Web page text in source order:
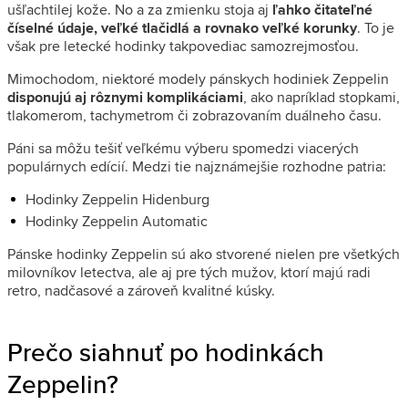
ušľachtilej kože. No a za zmienku stoja aj ľahko čitateľné
číselné údaje, veľké tlačidlá a rovnako veľké korunky. To je
však pre letecké hodinky takpovediac samozrejmosťou.
Mimochodom, niektoré modely pánskych hodiniek Zeppelin
disponujú aj rôznymi komplikáciami, ako napríklad stopkami,
tlakomerom, tachymetrom či zobrazovaním duálneho času.
Páni sa môžu tešiť veľkému výberu spomedzi viacerých
populárnych edícií. Medzi tie najznámejšie rozhodne patria:
Hodinky Zeppelin Hidenburg
Hodinky Zeppelin Automatic
Pánske hodinky Zeppelin sú ako stvorené nielen pre všetkých
milovníkov letectva, ale aj pre tých mužov, ktorí majú radi
retro, nadčasové a zároveň kvalitné kúsky.
Prečo siahnuť po hodinkách
Zeppelin?